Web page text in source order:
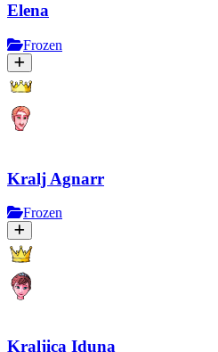
Elena
Frozen
Kralj Agnarr
Frozen
Kraljica Iduna